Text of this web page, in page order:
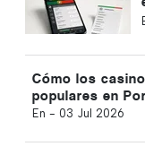
Cómo los
populares en
En - 03 Jul 2026